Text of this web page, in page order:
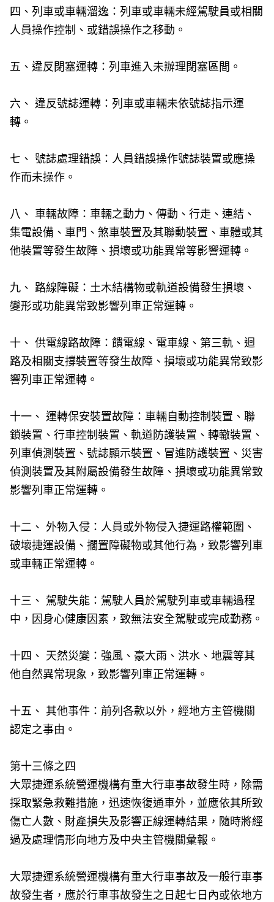
四、列車或車輛溜逸：列車或車輛未經駕駛員或相關
人員操作控制、或錯誤操作之移動。
五、違反閉塞運轉：列車進入未辦理閉塞區間。
六、 違反號誌運轉：列車或車輛未依號誌指示運
轉。
七、 號誌處理錯誤：人員錯誤操作號誌裝置或應操
作而未操作。
八、 車輛故障：車輛之動力、傳動、行走、連結、
集電設備、車門、煞車裝置及其聯動裝置、車體或其
他裝置等發生故障、損壞或功能異常等影響運轉。
九、 路線障礙：土木結構物或軌道設備發生損壞、
變形或功能異常致影響列車正常運轉。
十、 供電線路故障：饋電線、電車線、第三軌、迴
路及相關支撐裝置等發生故障、損壞或功能異常致影
響列車正常運轉。
十一、 運轉保安裝置故障：車輛自動控制裝置、聯
鎖裝置、行車控制裝置、軌道防護裝置、轉轍裝置、
列車偵測裝置、號誌顯示裝置、冒進防護裝置、災害
偵測裝置及其附屬設備發生故障、損壞或功能異常致
影響列車正常運轉。
十二、 外物入侵：人員或外物侵入捷運路權範圍、
破壞捷運設備、擱置障礙物或其他行為，致影響列車
或車輛正常運轉。
十三、 駕駛失能：駕駛人員於駕駛列車或車輛過程
中，因身心健康因素，致無法安全駕駛或完成勤務。
十四、 天然災變：強風、豪大雨、洪水、地震等其
他自然異常現象，致影響列車正常運轉。
十五、 其他事件：前列各款以外，經地方主管機關
認定之事由。
第十三條之四
大眾捷運系統營運機構有重大行車事故發生時，除需
採取緊急救難措施，迅速恢復通車外，並應依其所致
傷亡人數、財產損失及影響正線運轉結果，隨時將經
過及處理情形向地方及中央主管機關彙報。
大眾捷運系統營運機構有重大行車事故及一般行車事
故發生者，應於行車事故發生之日起七日內或依地方